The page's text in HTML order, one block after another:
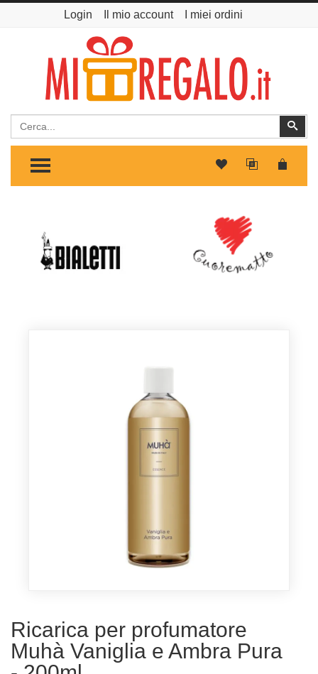
Login Il mio account I miei ordini
Cerca
TOGGLE MENU
Ricarica per profumatore
Muhà Vaniglia e Ambra Pura